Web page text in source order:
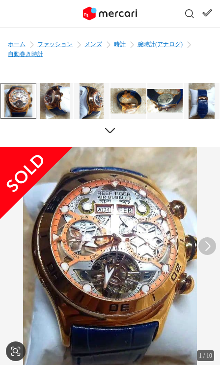
ホーム ファッション メンズ 時計
腕時計(アナログ)
自動巻き時計
1 / 10